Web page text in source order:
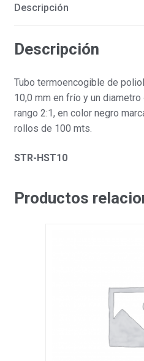
Descripción
Descripción
Tubo termoencogible de
10,0 mm en frío y un
rango 2:1, en color negro
rollos de 100 mts.
STR-HST10
Productos